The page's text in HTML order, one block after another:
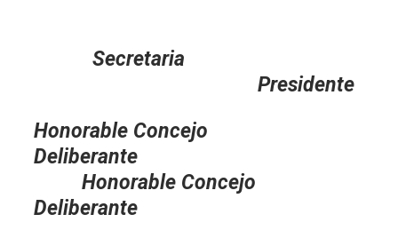
Secretaria
Presidente
Honorable Concejo
Deliberante
Honorable Concejo
Deliberante